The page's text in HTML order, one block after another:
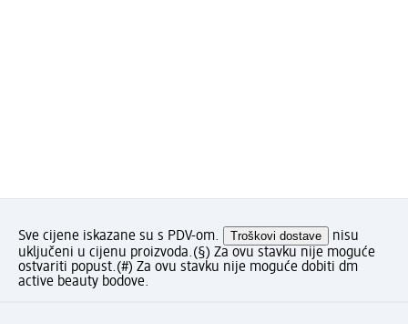
Sve cijene iskazane su s PDV-om. Troškovi dostave
nisu
uključeni u cijenu proizvoda.(§) Za ovu stavku nije moguće
ostvariti popust.(#) Za ovu stavku nije moguće dobiti dm
active beauty bodove.